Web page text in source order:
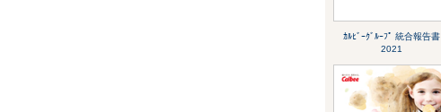
ｶﾙﾋﾞｰｸﾞﾙｰﾌﾟ 統合報告書
2021